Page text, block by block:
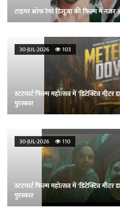
टाइगर श्रॉफ रेमो डिसूज़ा की फिल्म में
30-JUL-2026 103
स्टटगार्ट फिल्म महोत्सव में 'डिटेक्टिव मीटर
पुरस्कार
30-JUL-2026 110
स्टटगार्ट फिल्म महोत्सव में 'डिटेक्टिव मीटर
पुरस्कार